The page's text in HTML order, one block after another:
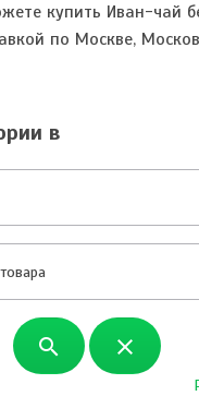
купить Иван-чай
по Москве,
в
search close